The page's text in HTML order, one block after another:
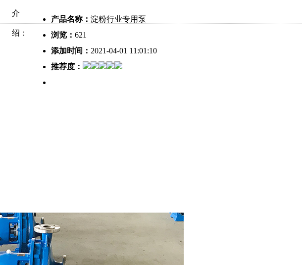
产品名称：淀粉行业专用泵
浏览：621
添加时间： 2021-04-01 11:01:10
推荐度：
介
绍：